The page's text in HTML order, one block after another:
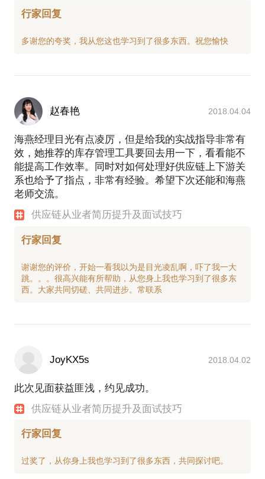
行家回复
赵春艳 2018.04.04
海燕经理目光有点凌厉，但是给我的实战指导非常有
效，她推荐的库存管理工具要回去用一下，看看能不
能提高工作效率。同时对如何处理好供应链上下游关
系也给予了指点，非常有经验。希望下次还能和海燕
老师交流。
供应链从业者简历提升及面试技巧
行家回复
谢谢您的评价，开始一看我以为是目光凌乱啊，吓了我一大
跳。。。很高兴能有所帮助，从您身上我也学习到了很多东
JoyKX5s 2018.04.02
此次见面获益匪浅，约见成功。
供应链从业者简历提升及面试技巧
行家回复